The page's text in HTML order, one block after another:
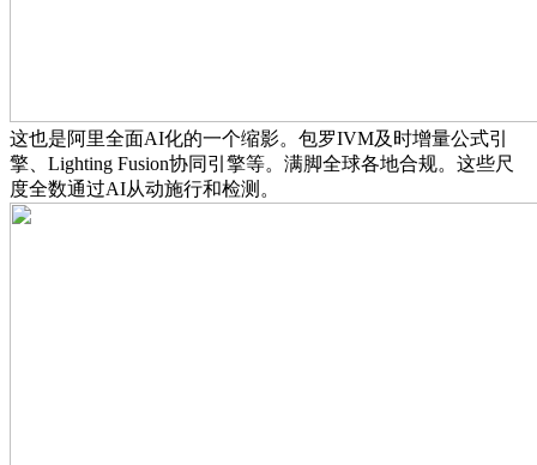
这也是阿里全面AI化的一个缩影。包罗IVM及时增量公式引
擎、Lighting Fusion协同引擎等。满脚全球各地合规。这些尺
度全数通过AI从动施行和检测。